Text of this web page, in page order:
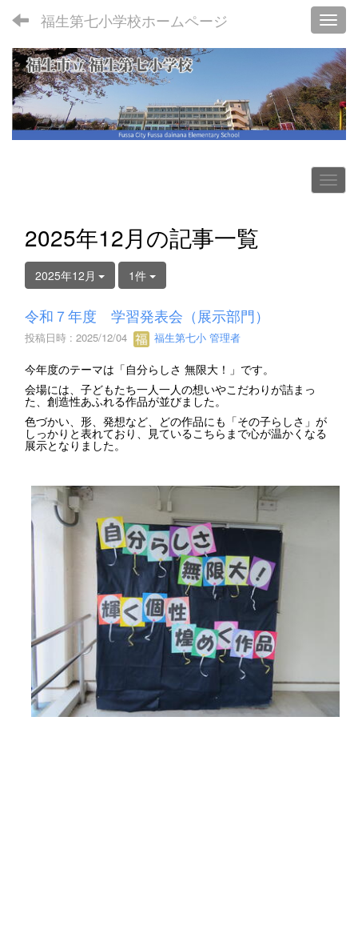
福生第七小学校ホームページ
2025年12月の記事一覧
2025年12月 1件
令和７年度 学習発表会（展示部門）
投稿日時 : 2025/12/04 福生第七小 管理者
今年度のテーマは「自分らしさ 無限大！」です。
会場には、子どもたち一人一人の想いやこだわりが詰まっ
た、創造性あふれる作品が並びました。
色づかい、形、発想など、どの作品にも「その子らしさ」が
しっかりと表れており、見ているこちらまで心が温かくなる
展示となりました。